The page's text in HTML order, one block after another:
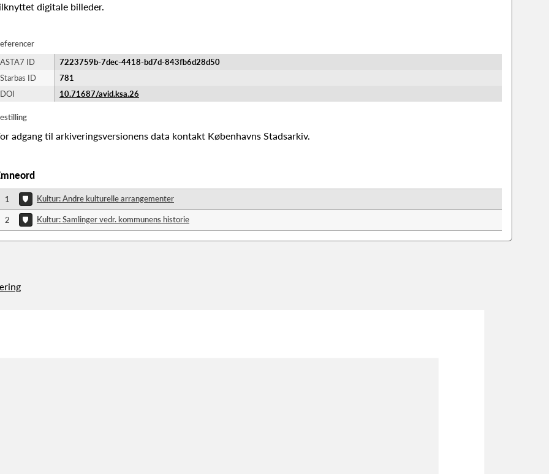
digitale billeder.
ASTA7 ID
7223759b-7dec-4418-bd7d-843fb6d28d50
Starbas ID
781
DOI
10.71687/avid.ksa.26
adgang til arkiveringsversionens data kontakt Københavns Stadsarkiv.
1 Kultur: Andre kulturelle arrangementer
2 Kultur: Samlinger vedr. kommunens historie